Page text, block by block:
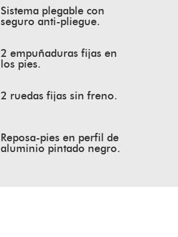
Sistema plegable con
seguro anti-pliegue.
2 empuñaduras fijas en
los pies.
2 ruedas fijas sin freno.
Reposa-pies en perfil de
aluminio pintado negro.